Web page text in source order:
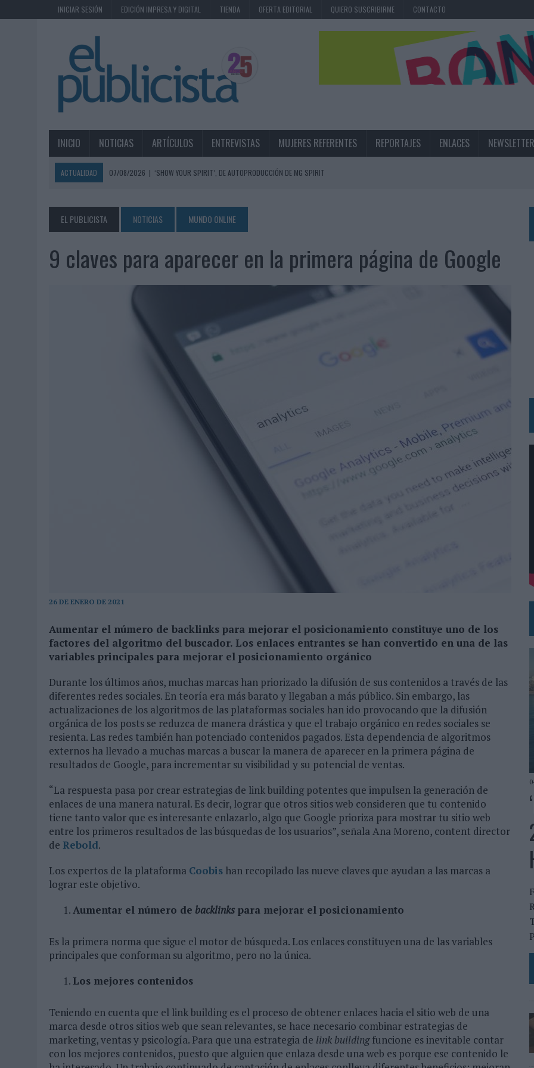
INICIAR SESIÓN EDICIÓN IMPRESA Y DIGITAL TIENDA OFERTA EDITORIAL QUIERO SUSCRIBIRME CONTACTO
INICIO NOTICIAS ARTÍCULOS ENTREVISTAS MUJERES REFERENTES REPORTAJES ENLACES NEWSLETTER
ACTUALIDAD 07/08/2026 | ‘SHOW YOUR SPIRIT’, DE AUTOPRODUCCIÓN DE MG SPIRIT
07/08/2026 | MG SPIRIT RELANZA SU MARCA CON UNA ESTRATEGIA 360º CENTRADA EN EL ORIGEN BARCELONÉS
07/08/2026
PATRÓN CONVIERTE EL NUEVO SINGLE DE ARÓN PIPER EN UNA EXPERIENCIA DE MARCA EN IBIZA
07/08/2026 | EL VERANO PONE A PRUEBA LA ESTRATEGIA DIGITAL DE LAS MARCAS
VUELING CONVIERTE LOS RECUERDOS EN SOUVENIRS CON IA
CUANDO SE APAGUE EL SOL, EL ECLIPSE DE 2026 PONDRÁ A PRUEBA LA CREATIVIDAD DE LAS MARCAS
‘LA VUELTA’, DE FENOMENAL PARA MÁLAGA CF
SIETE DE CADA DIEZ EMPRESAS ESPAÑOLAS NO INTEGRAN LA INFANCIA EN SU ESTRATEGIA
LA TELEVISIÓN SIGUE LIDERANDO EL CONSUMO DE MEDIOS EN VERANO Y SUPERA AL MÓVIL COMO DISPOSITIVO MÁS UTILIZADO
EL USO DE LA IA GENERATIVA ALCANZA YA AL 62% DE LOS ESPAÑOLES
SYSTEM1 NOMBRA A KIMBERLY BASTONI COMO NUEVA DIRECTORA COMERCIAL GLOBAL
FRIGO Y UNIQLO LANZAN UNA COLECCIÓN PERSONALIZABLE INSPIRADA EN CORNETTO, CALIPPO Y SOLERO
LA IA ESTÁ SUBIENDO EL LISTÓN DE LA CREATIVIDAD
BEON WORLDWIDE LANZA RAÍZ URBANA PARA TRANSFORMAR EL PATRIMONIO HISTÓRICO EN ACTIVOS CULTURALES Y ECONÓMICOS
FABRA COMUNICACIÓN INCORPORA A CASONÁ Y ASUME LA GESTIÓN DE SUS RELACIONES CON LOS MEDIOS
LOPESAN HOTELS & RESORTS ACERCA EL PARAÍSO CANARIO EN SU ÚLTIMA CAMPAÑA INTERNACIONAL
LUIS ARQUILLOS (BURGO DE ARIAS): “LA CONSTRUCCIÓN DE MARCA A LARGO PLAZO Y LA MEDICIÓN SON DOS CARAS DE LA MISMA
‘ALEXIA PUTELLAS X GALAXY Z FOLD8 – SIN LÍMITES’, DE CHEIL SPAIN PARA SAMSUNG ELECTRONICS IBERIA
EL PUBLICISTA NOTICIAS MUNDO ONLINE
9 claves para aparecer en la primera página de Google
26 DE ENERO DE 2021
Aumentar el número de backlinks para mejorar el posicionamiento constituye uno de los
factores del algoritmo del buscador. Los enlaces entrantes se han convertido en una de las
variables principales para mejorar el posicionamiento orgánico
Durante los últimos años, muchas marcas han priorizado la difusión de sus contenidos a través de las
diferentes redes sociales. En teoría era más barato y llegaban a más público. Sin embargo, las
actualizaciones de los algoritmos de las plataformas sociales han ido provocando que la difusión
orgánica de los posts se reduzca de manera drástica y que el trabajo orgánico en redes sociales se
resienta. Las redes también han potenciado contenidos pagados. Esta dependencia de algoritmos
externos ha llevado a muchas marcas a buscar la manera de aparecer en la primera página de
resultados de Google, para incrementar su visibilidad y su potencial de ventas.
“La respuesta pasa por crear estrategias de link building potentes que impulsen la generación de
enlaces de una manera natural. Es decir, lograr que otros sitios web consideren que tu contenido
tiene tanto valor que es interesante enlazarlo, algo que Google prioriza para mostrar tu sitio web
entre los primeros resultados de las búsquedas de los usuarios”, señala Ana Moreno, content director
de Rebold.
Los expertos de la plataforma Coobis han recopilado las nueve claves que ayudan a las marcas a
lograr este objetivo.
Aumentar el número de backlinks para mejorar el posicionamiento
Es la primera norma que sigue el motor de búsqueda. Los enlaces constituyen una de las variables
principales que conforman su algoritmo, pero no la única.
Los mejores contenidos
Teniendo en cuenta que el link building es el proceso de obtener enlaces hacia el sitio web de una
marca desde otros sitios web que sean relevantes, se hace necesario combinar estrategias de
marketing, ventas y psicología. Para que una estrategia de link buildingfuncione es inevitable contar
con los mejores contenidos, puesto que alguien que enlaza desde una web es porque ese contenido le